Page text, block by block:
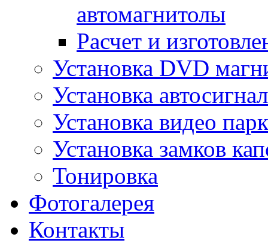
автомагнитолы
Расчет и
Установка DVD
Установка
Установка видео
Установка замков
Тонировка
Фотогалерея
Контакты